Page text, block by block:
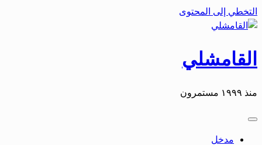
التخطي إلى المحتوى
القامشلي
منذ ١٩٩٩ مستمرون
مدخل